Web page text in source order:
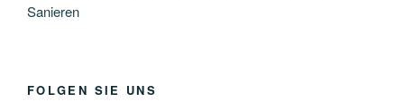
Sanieren
FOLGEN SIE UNS